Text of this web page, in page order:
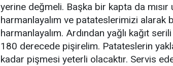
yerine değmeli. Başka bir kapta da mısır
harmanlayalım ve patateslerimizi alarak
harmanlayalım. Ardından yağlı kağıt
180 derecede pişirelim. Patateslerin
kadar pişmesi yeterli olacaktır. Servis